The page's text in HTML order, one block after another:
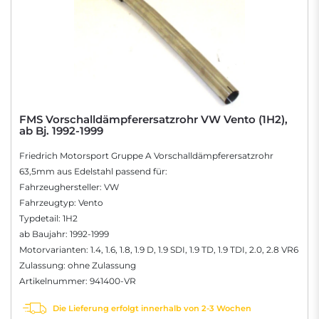
FMS Vorschalldämpferersatzrohr VW Vento (1H2),
ab Bj. 1992-1999
Friedrich Motorsport Gruppe A Vorschalldämpferersatzrohr
63,5mm aus Edelstahl passend für:
Fahrzeughersteller: VW
Fahrzeugtyp: Vento
Typdetail: 1H2
ab Baujahr: 1992-1999
Motorvarianten: 1.4, 1.6, 1.8, 1.9 D, 1.9 SDI, 1.9 TD, 1.9 TDI, 2.0, 2.8 VR6
Zulassung: ohne Zulassung
Artikelnummer: 941400-VR
Die Lieferung erfolgt innerhalb von 2-3 Wochen